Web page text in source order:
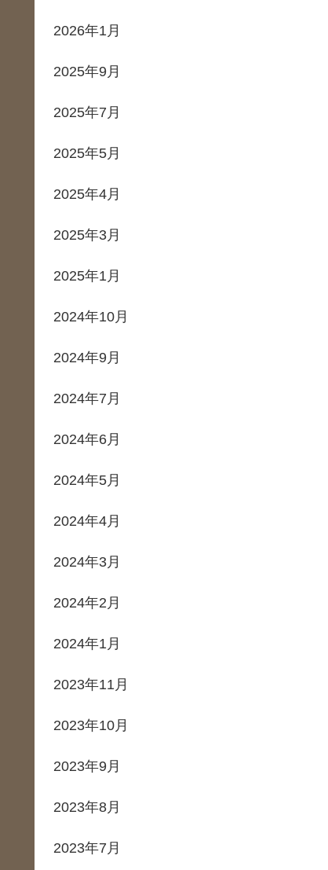
2026年1月
2025年9月
2025年7月
2025年5月
2025年4月
2025年3月
2025年1月
2024年10月
2024年9月
2024年7月
2024年6月
2024年5月
2024年4月
2024年3月
2024年2月
2024年1月
2023年11月
2023年10月
2023年9月
2023年8月
2023年7月